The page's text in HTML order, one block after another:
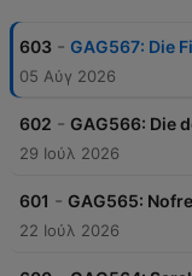
603 - GAG567: Die
05 Αύγ 2026
602 - GAG566: Die
29 Ιούλ 2026
601 - GAG565:
22 Ιούλ 2026